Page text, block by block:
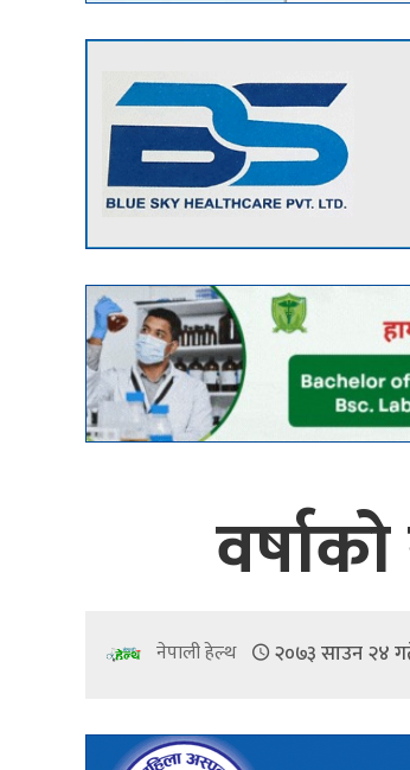
नेपाली हेल्थ २०७३ साउन २४